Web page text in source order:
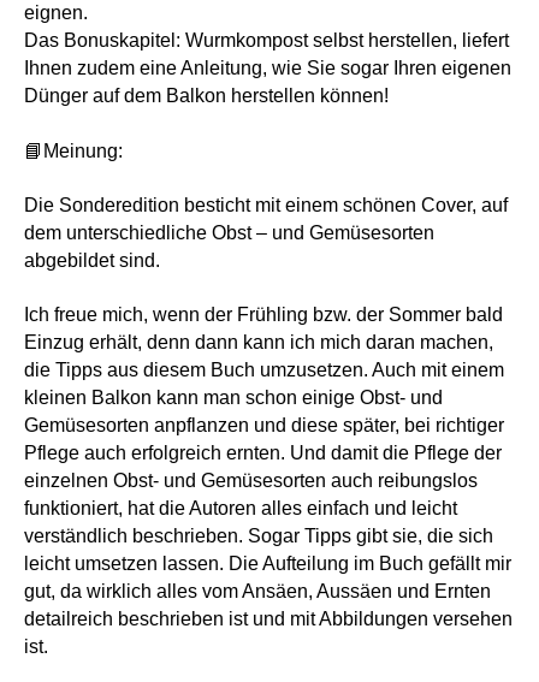
eignen.
Das Bonuskapitel: Wurmkompost selbst herstellen, liefert
Ihnen zudem eine Anleitung, wie Sie sogar Ihren eigenen
Dünger auf dem Balkon herstellen können!
📘Meinung:
Die Sonderedition besticht mit einem schönen Cover, auf
dem unterschiedliche Obst – und Gemüsesorten
abgebildet sind.
Ich freue mich, wenn der Frühling bzw. der Sommer bald
Einzug erhält, denn dann kann ich mich daran machen,
die Tipps aus diesem Buch umzusetzen. Auch mit einem
kleinen Balkon kann man schon einige Obst- und
Gemüsesorten anpflanzen und diese später, bei richtiger
Pflege auch erfolgreich ernten. Und damit die Pflege der
einzelnen Obst- und Gemüsesorten auch reibungslos
funktioniert, hat die Autoren alles einfach und leicht
verständlich beschrieben. Sogar Tipps gibt sie, die sich
leicht umsetzen lassen. Die Aufteilung im Buch gefällt mir
gut, da wirklich alles vom Ansäen, Aussäen und Ernten
detailreich beschrieben ist und mit Abbildungen versehen
ist.